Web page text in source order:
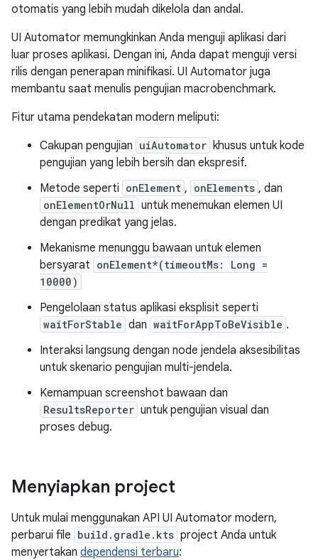
otomatis yang lebih mudah dikelola dan andal.
UI Automator memungkinkan Anda menguji aplikasi dari
luar proses aplikasi. Dengan ini, Anda dapat menguji versi
rilis dengan penerapan minifikasi. UI Automator juga
membantu saat menulis pengujian macrobenchmark.
Fitur utama pendekatan modern meliputi:
Cakupan pengujian uiAutomator khusus untuk kode
pengujian yang lebih bersih dan ekspresif.
Metode seperti onElement , onElements , dan
onElementOrNull untuk menemukan elemen UI
dengan predikat yang jelas.
Mekanisme menunggu bawaan untuk elemen
bersyarat onElement*(timeoutMs: Long =
10000)
Pengelolaan status aplikasi eksplisit seperti
waitForStable dan waitForAppToBeVisible .
Interaksi langsung dengan node jendela aksesibilitas
untuk skenario pengujian multi-jendela.
Kemampuan screenshot bawaan dan
ResultsReporter untuk pengujian visual dan
proses debug.
Menyiapkan project
Untuk mulai menggunakan API UI Automator modern,
perbarui file build.gradle.kts project Anda untuk
menyertakan dependensi terbaru: